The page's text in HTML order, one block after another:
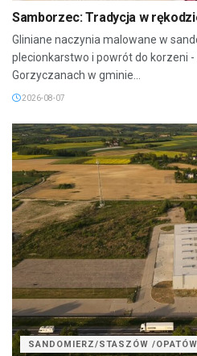
Samborzec: Tradycja w
Gliniane naczynia malowane w
plecionkarstwo i powrót do korzeni -
Gorzyczanach w gminie...
2026-08-07
SANDOMIERZ/STASZÓW /OPATÓW